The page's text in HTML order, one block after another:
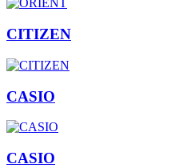
CITIZEN
CASIO
CASIO